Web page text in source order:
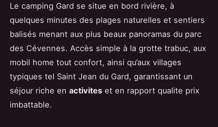
Le camping Gard se situe en bord rivière, à
quelques minutes des plages naturelles et sentiers
balisés menant aux plus beaux panoramas du parc
des Cévennes. Accès simple à la grotte trabuc, aux
mobil home tout confort, ainsi qu’aux villages
typiques tel Saint Jean du Gard, garantissant un
séjour riche en activites et en rapport qualite prix
imbattable.